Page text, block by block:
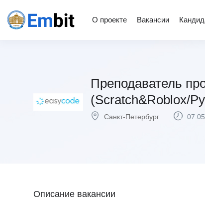
О проекте Вакансии
Преподаватель
(Scratch&Roblox/
Санкт-Петербург
Описание вакансии